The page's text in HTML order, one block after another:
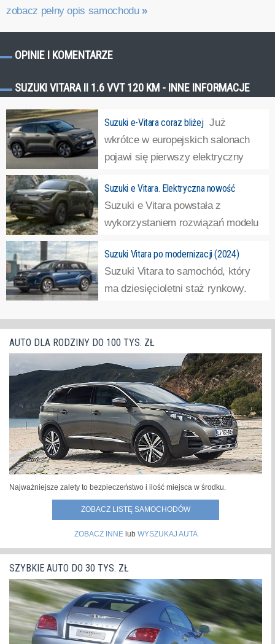
zobacz pełny opis samochodu »
OPINIE I KOMENTARZE
SUZUKI VITARA II 1.6 VVT 120 KM - INNE INFORMACJE
Suzuki e-Vitara coraz bliżej Już
wkrótce w europejskich salonach
pojawi się pierwszy elektryczny
skonstruowany przy współpracy z Toyotą, wykorzystujący
platformę "Heartect-e". »
Suzuki e Vitara. Elektryczna nowość
Suzuki e Vitara powstała z
wykorzystaniem rozwiązań modelu
roku pokazano na targach Auto Expo w Indiach oraz na
Japan Mobility Show w Tokio. To nie tylko pierwszy
samochód elektryczny Suzuki w ogóle, ale też... »
Suzuki Vitara po modernizacji (2024)
Suzuki Vitara to samochód, który
ma dziesięcioletni staż rynkowy.
rezygnować z produkcji tego modelu. Przeciwnie, właśnie
poddali go modernizacji. Suzuki Vitara debiutowało na
salonie paryskim w 2014 roku, a rok... »
AUTO DLA RODZINY DO 100 TYS. ZŁ
Najważniejsze zalety to bezpieczeństwo i ilość miejsca w środku.
ZOBACZ LISTĘ SAMOCHODÓW
ZOBACZ INNElub WYSZUKAJ AUTA
SZYBKIE AUTO DO 30 TYS. ZŁ